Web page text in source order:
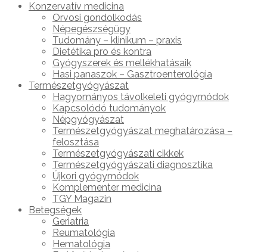
Konzervatív medicina
Orvosi gondolkodás
Népegészségügy
Tudomány – klinikum – praxis
Dietétika pro és kontra
Gyógyszerek és mellékhatásaik
Hasi panaszok – Gasztroenterológia
Természetgyógyászat
Hagyományos távolkeleti gyógymódok
Kapcsolódó tudományok
Népgyógyászat
Természetgyógyászat meghatározása –
felosztása
Természetgyógyászati cikkek
Természetgyógyászati diagnosztika
Újkori gyógymódok
Komplementer medicina
TGY Magazin
Betegségek
Geriatria
Reumatológia
Hematológia